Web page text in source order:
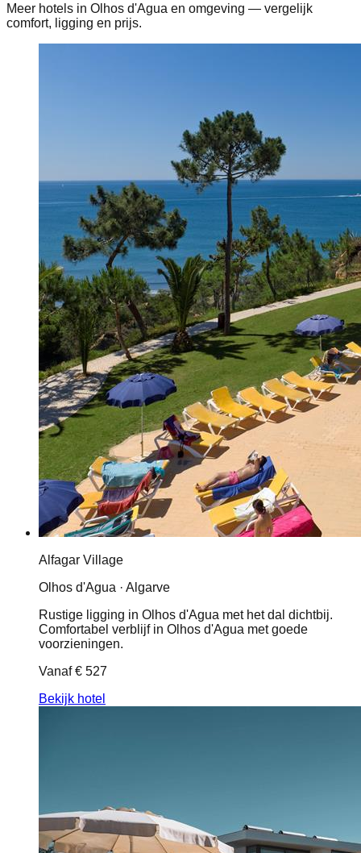
Meer hotels in Olhos d'Agua en omgeving — vergelijk
comfort, ligging en prijs.
Alfagar Village
Olhos d'Agua · Algarve
Rustige ligging in Olhos d'Agua met het dal dichtbij.
Comfortabel verblijf in Olhos d'Agua met goede
voorzieningen.
Vanaf€ 527
Bekijk hotel